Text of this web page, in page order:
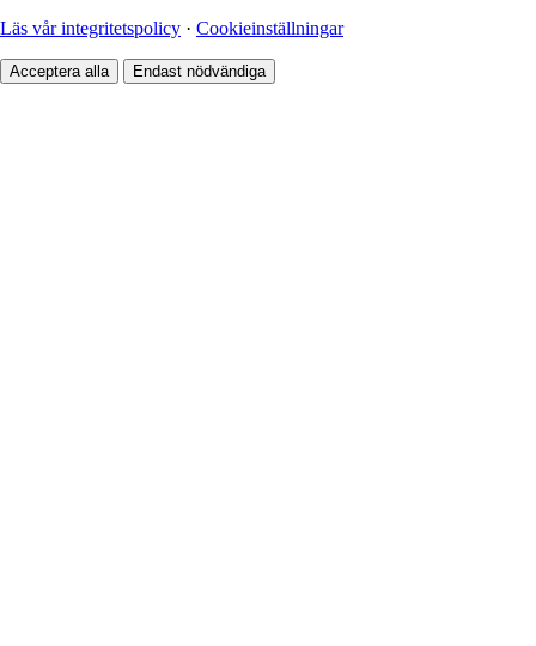
Läs vår integritetspolicy · Cookieinställningar
Acceptera alla Endast nödvändiga